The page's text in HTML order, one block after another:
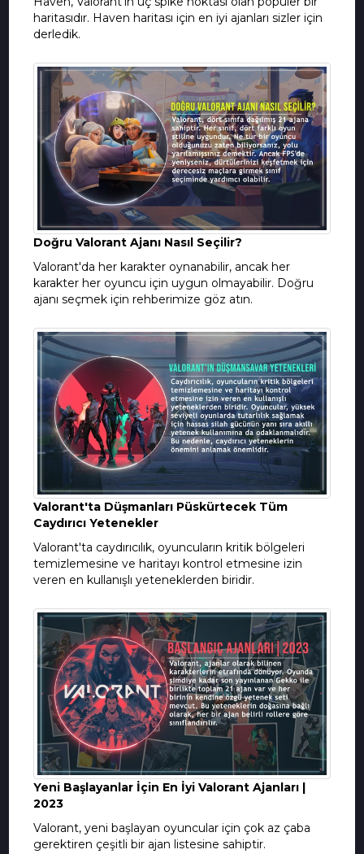
haritasıdır. Haven haritası için en iyi ajanları sizler için
derledik.
Doğru Valorant Ajanı Nasıl Seçilir?
Valorant'da her karakter oynanabilir, ancak her
karakter her oyuncu için uygun olmayabilir. Doğru
ajanı seçmek için rehberimize göz atın.
Valorant'ta Düşmanları Püskürtecek Tüm
Caydırıcı Yetenekler
Valorant'ta caydırıcılık, oyuncuların kritik bölgeleri
temizlemesine ve haritayı kontrol etmesine izin
veren en kullanışlı yeteneklerden biridir.
Yeni Başlayanlar İçin En İyi Valorant Ajanları |
2023
Valorant, yeni başlayan oyuncular için çok az çaba
gerektiren çeşitli bir ajan listesine sahiptir.